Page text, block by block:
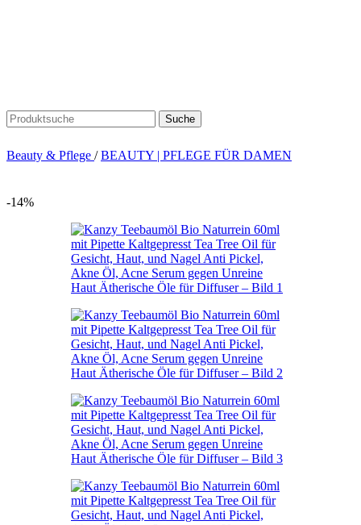
Suche
Beauty & Pflege / BEAUTY | PFLEGE FÜR DAMEN
-14%